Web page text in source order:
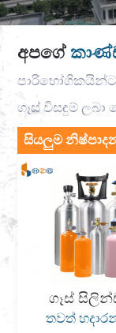
අපගේ
ගෑස් විසඳුම් ලබා
සියලුම
ගෑස්
තවත්